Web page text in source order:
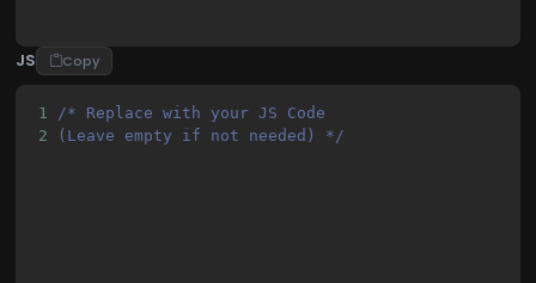
JS Copy
1
/* Replace with your JS Code
2
(Leave empty if not needed) */